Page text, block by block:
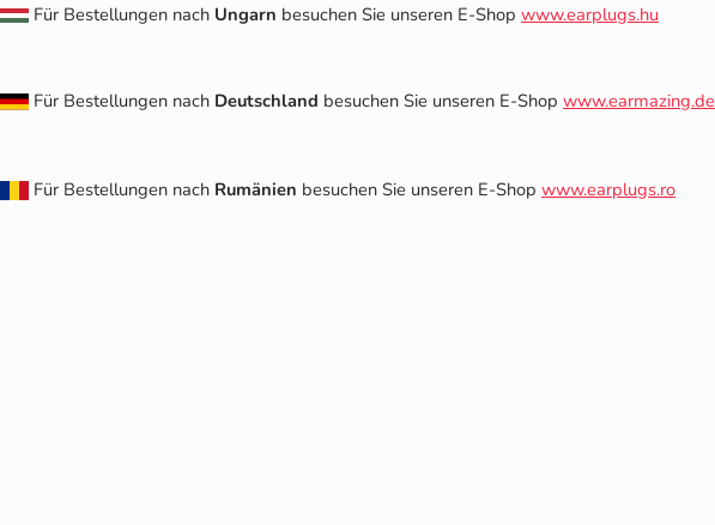
Für Bestellungen nach Ungarn besuchen Sie unseren E-Shop www.earplugs.hu
Für Bestellungen nach Deutschland besuchen Sie unseren E-Shop www.earmazing.de
Für Bestellungen nach Rumänien besuchen Sie unseren E-Shop www.earplugs.ro